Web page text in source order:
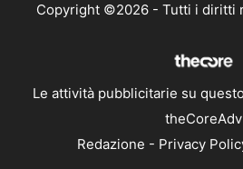
Copyright ©2026 - Tutti i diritti
Le attività pubblicitarie su
theCoreAdv
Redazione - Privacy